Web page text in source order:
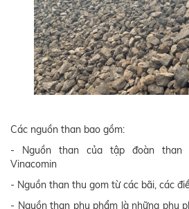
Các nguồn than bao gồm:
- Nguồn than của tập đoàn than
Vinacomin
- Nguồn than thu gom từ các bãi, các
- Nguồn than phụ phẩm là những phụ